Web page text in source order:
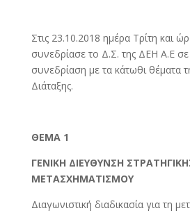
Στις 23.10.2018 ημέρα Τρίτη και
συνεδρίασε το Δ.Σ. της ΔΕΗ Α.Ε σε
συνεδρίαση με τα κάτωθι θέματα
Διάταξης.
ΘΕΜΑ 1
ΓΕΝΙΚΗ ΔΙΕΥΘΥΝΣΗ
ΜΕΤΑΣΧΗΜΑΤΙΣΜΟΥ
Διαγωνιστική διαδικασία για τη